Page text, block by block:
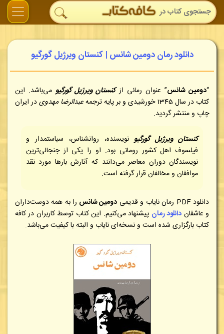
دانلود رمان دومین شانس | کنستان ویرژیل گورگیو
“دومین شانس” عنوان رمانی ازکنستان ویرژیل گورگیومی‌باشد. این
کتاب در سال 1345 خورشیدی و بر پایه ترجمه
عبدالرضا مهدویدر ایران
چاپ و منتشر گردید.
کنستان ویرژیل گورگیونویسنده، روانشناس، سیاستمدار و
فیلسوف اهل کشور رومانی بود. او را یکی از جنجالی‌ترین
نویسندگان دوران معاصر می‌دانند که آثارش بارها مورد نقد
موافقان و مخالفان قرار گرفته است.
دانلود PDF رمان نایاب و قدیمی دومین شانس را به همه دوست‌داران
و عاشقان دانلود رمان پیشنهاد می‌کنیم. این کتاب توسط کاربران در کافه
کتاب بارگزاری شده است و نسخه‌ای نایاب و البته با کیفیت می‌باشد.